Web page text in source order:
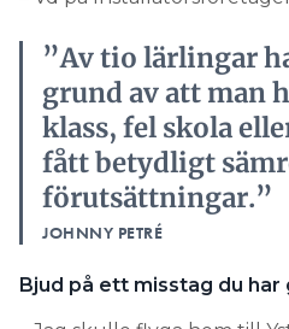
”Av tio lärlingar
grund av att man
klass, fel skola
fått betydligt
förutsättningar.”
JOHNNY PETRÉ
Bjud på ett misstag du har